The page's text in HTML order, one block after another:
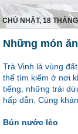
CHỦ NHẬT, 18
Những món
Trà Vinh là vùng
thể tìm kiếm ở nơi
tiếng, những trái
hấp dẫn. Cùng
Bún nước lèo